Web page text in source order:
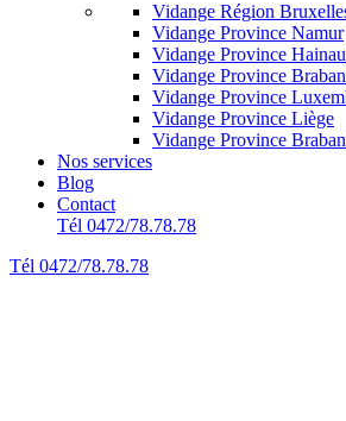
Vidange Région
Vidange Province Namur
Vidange Province
Vidange Province
Vidange Province
Vidange Province Liège
Vidange Province
Nos services
Blog
Contact
Tél 0472/78.78.78
Tél 0472/78.78.78